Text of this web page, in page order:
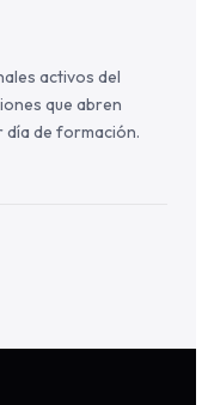
activos del
que abren
día de formación.